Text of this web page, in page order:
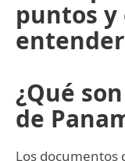
puntos y
¿Qué
de
Los documentos